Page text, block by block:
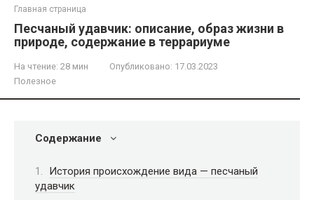
Главная страница
Песчаный удавчик: описание, образ жизни в
природе, содержание в террариуме
На чтение: 28 мин Опубликовано: 17.03.2023
Полезное
Содержание
История происхождение вида — песчаный
удавчик